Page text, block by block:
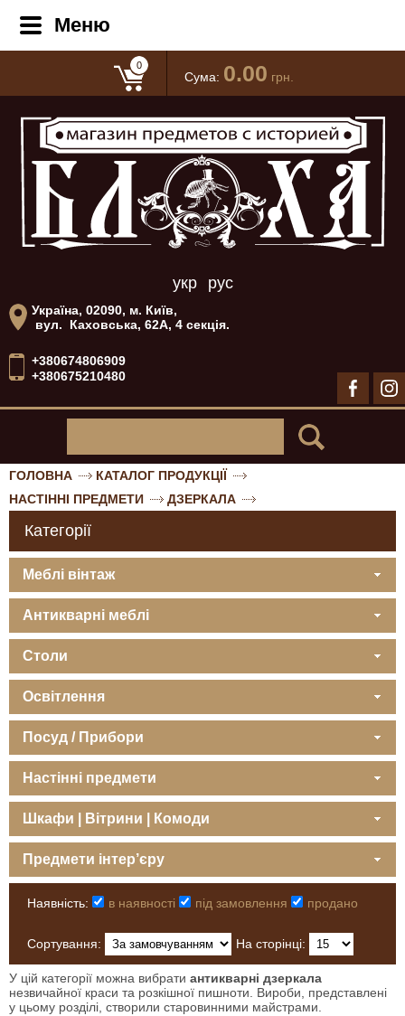
0
Сума: 0.00 грн.
укр рус
Україна, 02090, м. Київ,
вул. Каховська, 62А, 4 секція.
+380674806909
+380675210480
Меню
ГОЛОВНА
КАТАЛОГ ПРОДУКЦІЇ
НАСТІННІ ПРЕДМЕТИ
ДЗЕРКАЛА
Категорії
Меблі вінтаж
Антикварні меблі
Столи
Освітлення
Посуд / Прибори
Настінні предмети
Шкафи | Вітрини | Комоди
Предмети інтер’єру
Наявність: в наявності під замовлення продано
Сортування: На сторінці:
У цій категорії можна вибрати антикварні дзеркала
незвичайної краси та розкішної пишноти. Вироби, представлені
у цьому розділі, створили старовинними майстрами.